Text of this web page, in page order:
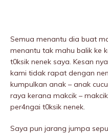
Semua menantu dia buat
menantu tak mahu balik ke
t0ksik nenek saya. Kesan
kami tidak rapat dengan
kumpulkan anak – anak
raya kerana makcik –
per4ngai t0ksik nenek.
Saya pun jarang jumpa